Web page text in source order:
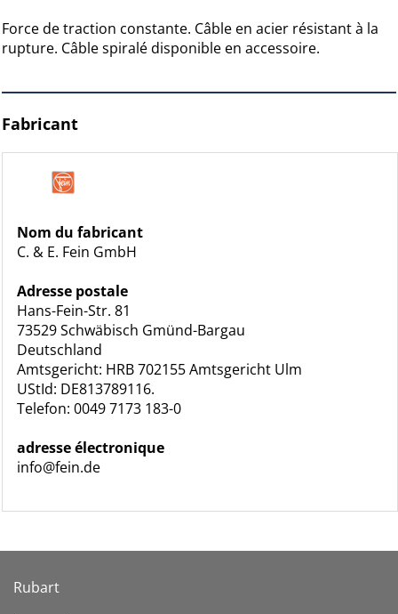
Force de traction constante. Câble en acier résistant à la
rupture. Câble spiralé disponible en accessoire.
Fabricant
Nom du fabricant
C. & E. Fein GmbH
Adresse postale
Hans-Fein-Str. 81
73529 Schwäbisch Gmünd-Bargau
Deutschland
Amtsgericht: HRB 702155 Amtsgericht Ulm
UStId: DE813789116.
Telefon: 0049 7173 183-0
adresse électronique
info@fein.de
Rubart